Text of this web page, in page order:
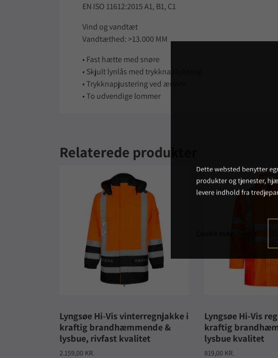
EN ISO 11612:2015 A1, B1, C1
Vind og vandtæt
Vandtæthed: >13.000 MM
• Fast hætte med snøre
• Skjult lynlås med trykknaplukning
• Trykknapjustering ved ærmer
• To udvendige lommer
Relaterede produkter
Lyngsøe Hi-Vis vinterregnjakke i
kraftig brandhæmmende &
lysbue, rivfast kvalitet
2.159,00 KR.
Lyngsøe Hi-Vis
kraftig
lysbue kvalitet
819,00 KR.
Dette websted benytter
produkter og tjenester,
levere indhold fra